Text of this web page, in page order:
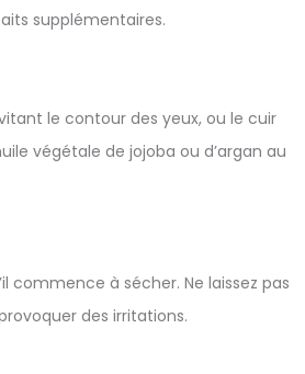
supplémentaires.
le contour des yeux, ou le cuir
végétale de jojoba ou d’argan au
commence à sécher. Ne laissez pas
des irritations.